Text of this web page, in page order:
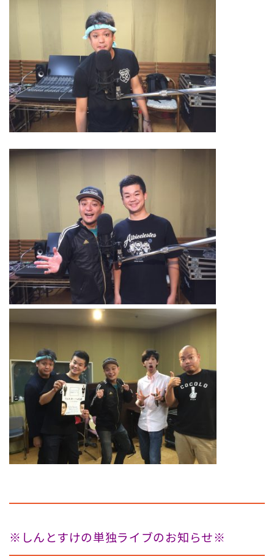
※しんとすけの単独ライブのお知らせ※